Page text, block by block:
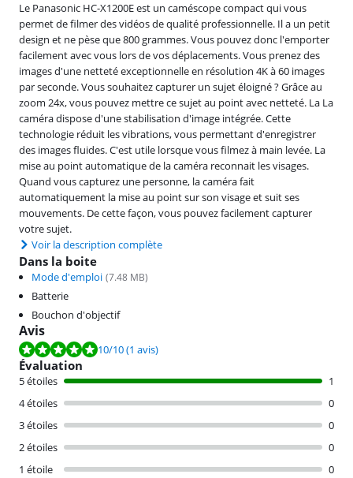
Le Panasonic HC-X1200E est un caméscope compact qui vous
permet de filmer des vidéos de qualité professionnelle. Il a un petit
design et ne pèse que 800 grammes. Vous pouvez donc l'emporter
facilement avec vous lors de vos déplacements. Vous prenez des
images d'une netteté exceptionnelle en résolution 4K à 60 images
par seconde. Vous souhaitez capturer un sujet éloigné ? Grâce au
zoom 24x, vous pouvez mettre ce sujet au point avec netteté. La La
caméra dispose d'une stabilisation d'image intégrée. Cette
technologie réduit les vibrations, vous permettant d'enregistrer
des images fluides. C'est utile lorsque vous filmez à main levée. La
mise au point automatique de la caméra reconnait les visages.
Quand vous capturez une personne, la caméra fait
automatiquement la mise au point sur son visage et suit ses
mouvements. De cette façon, vous pouvez facilement capturer
votre sujet.
Voir la description complète
Dans la boite
Mode d'emploi (7.48 MB)
Batterie
Bouchon d'objectif
Avis
La note est de 10 sur 10, basée sur 1 avis.
10/10(1 avis)
Évaluation
5 étoiles
1
4 étoiles
0
3 étoiles
0
2 étoiles
0
1 étoile
0